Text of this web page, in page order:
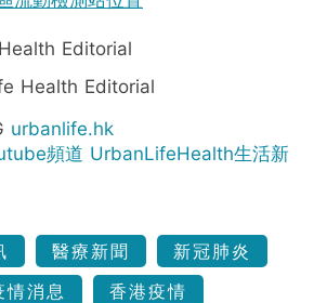
Editorial
Health Editorial
urbanlife.hk
頻道 UrbanLifeHealth生活新
醫療新聞
新冠肺炎
情消息
香港疫情